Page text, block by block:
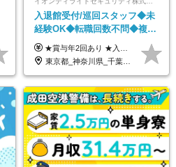
入退館受付/巡回スタッフ◆未
経験OK◆転職回数不問◆複数
勤務地で募集中◆ブランクあ
りOK◆室内業務がメイン
★賞与年2回あり ★入社祝い金3万円支給 ★出産祝い金や育児支援金などの手当も充実！ ≪給与モデル≫ 【東京】基本給27万2780円/月給＋時間外手当（25h） 【愛知】基本給25万4990円/月給＋時間外手当（25h） 【大阪】基本給25万4990円/月給＋時間外手当（25h） 【福岡】基本給23万7200円/月給＋時間外手当（25h） -------------- ▽各地の給与は下記をご確認ください！ ■北海道 月給20万円～ ■東北 月給20万円～ ■北関東 埼玉／月給22万5000円～ 茨城・群馬・新潟／月給20万円～ ■南関東 東京・神奈川／月給23万円～ 千葉／月給22万5000円～ 山梨／月給20万円～ ■中部 愛知／月給21万5000円～ 長野・岐阜・三重／月給20万円～ ■関西 大阪／月給21万5000円～ 京都・兵庫／月給21万円～ 滋賀・奈良／月給20万円～ ■中四国 岡山・山口・四国・広島／月給20万円～ ■九州 福岡・鹿児島・長崎／月給20万円～
東京都_神奈川県_千葉県_北海道_福島県_長野県_岐阜県_三重県_京都府_福岡県